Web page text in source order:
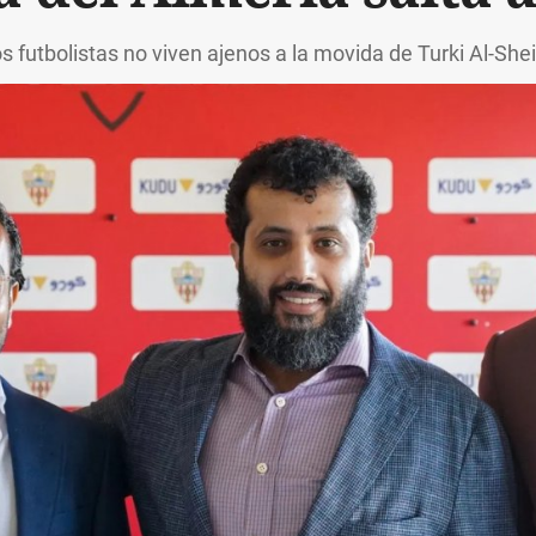
futbolistas no viven ajenos a la movida de Turki Al-